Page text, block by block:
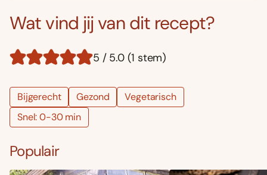
Wat vind jij van dit recept?
5 / 5.0 (1 stem)
Bijgerecht Gezond
Vegetarisch
Snel: 0-30 min
Populair